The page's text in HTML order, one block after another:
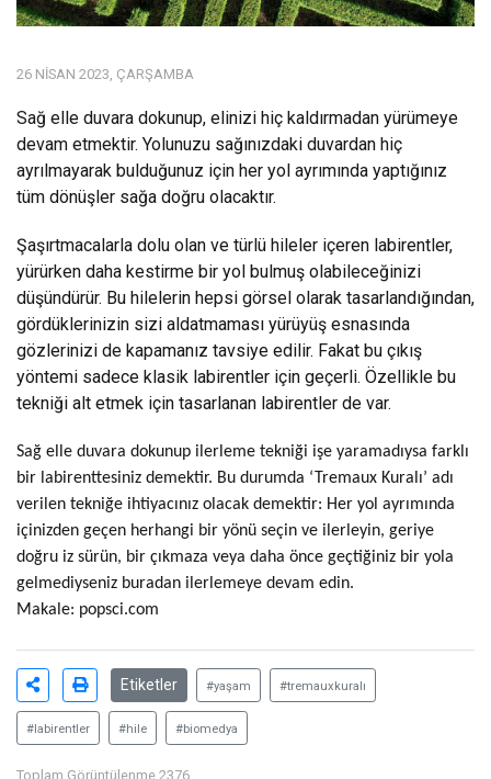
26 NISAN 2023, ÇARŞAMBA
Sağ elle duvara dokunup, elinizi hiç kaldırmadan yürümeye
devam etmektir. Yolunuzu sağınızdaki duvardan hiç
ayrılmayarak bulduğunuz için her yol ayrımında yaptığınız
tüm dönüşler sağa doğru olacaktır.
Şaşırtmacalarla dolu olan ve türlü hileler içeren labirentler,
yürürken daha kestirme bir yol bulmuş olabileceğinizi
düşündürür. Bu hilelerin hepsi görsel olarak tasarlandığından,
gördüklerinizin sizi aldatmaması yürüyüş esnasında
gözlerinizi de kapamanız tavsiye edilir. Fakat bu çıkış
yöntemi sadece klasik labirentler için geçerli. Özellikle bu
tekniği alt etmek için tasarlanan labirentler de var.
Sağ elle duvara dokunup ilerleme tekniği işe yaramadıysa farklı
bir labirenttesiniz demektir. Bu durumda ‘Tremaux Kuralı’ adı
verilen tekniğe ihtiyacınız olacak demektir: Her yol ayrımında
içinizden geçen herhangi bir yönü seçin ve ilerleyin, geriye
doğru iz sürün, bir çıkmaza veya daha önce geçtiğiniz bir yola
gelmediyseniz buradan ilerlemeye devam edin.
Makale: popsci.com
Etiketler #yaşam #tremauxkuralı
#labirentler #hile #biomedya
Toplam Görüntülenme 2376